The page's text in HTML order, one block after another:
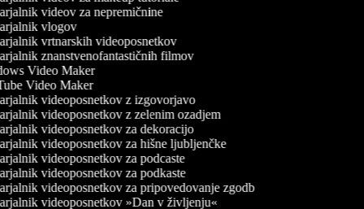
videov za nepremičnine
vlogov
vrtnarskih videoposnetkov
znanstvenofantastičnih filmov
Video Maker
Video Maker
videoposnetkov z izgovorjavo
videoposnetkov z zelenim ozadjem
videoposnetkov za dekoracijo
videoposnetkov za hišne ljubljenčke
videoposnetkov za podcaste
videoposnetkov za podkaste
videoposnetkov za pripovedovanje zgodb
videoposnetkov »Dan v življenju«